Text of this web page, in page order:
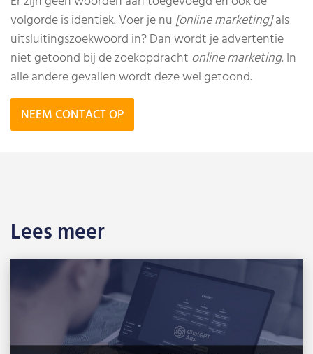
volgorde is identiek. Voer je nu[online marketing]als
uitsluitingszoekwoord in? Dan wordt je advertentie
niet getoond bij de zoekopdracht online marketing. In
alle andere gevallen wordt deze wel getoond.
NEEM CONTACT OP
Lees meer